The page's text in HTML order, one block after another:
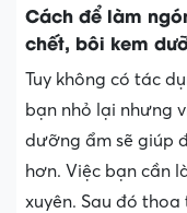
Cách để làm
chết, bôi kem
Tuy không có tác
bạn nhỏ lại nhưng
dưỡng ẩm sẽ giúp
hơn. Việc bạn cần
xuyên. Sau đó